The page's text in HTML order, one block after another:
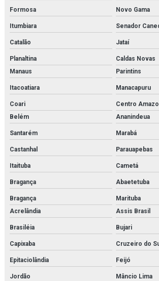
Secador de ar comprimido por refrigeração
Secador de ar comprimido por refrigeração
Secador de ar parker
Secador parker
Separador de combustível
Separador de condensado
Serviço de inspeção e adequação à norma nr13
Serviço de inspeção de caldeiras
Serviço de inspeção de tubulações
Serviço de inspeção de vasos de pressão
Serviço de instalação de caldeira
Serviço de instalação de chillers
Serviço de instalação de trocadores de calor
Formosa Novo Gama
Itumbiara Senador
Catalão Jataí
Planaltina
Caldas Novas
Manaus
Parintins
Itacoatiara Manacapuru
Coari
Centro
Belém
Ananindeua
Santarém Marabá
Castanhal Parauapebas
Itaituba Cametá
Bragança Abaetetuba
Bragança
Marituba
Acrelândia
Assis Brasil
Brasiléia Bujari
Capixaba Cruzeiro do
Epitaciolândia Feijó
Jordão Mâncio Lima